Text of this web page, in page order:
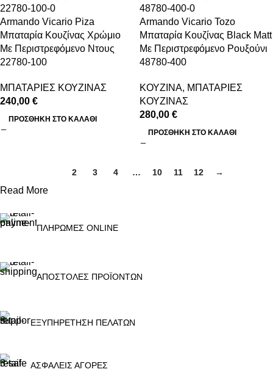
Armando Vicario Piza
Μπαταρία Κουζίνας Χρώμιο
Με Περιστρεφόμενο Ντους
22780-100
ΜΠΑΤΑΡΙΕΣ ΚΟΥΖΙΝΑΣ
240,00 €
ΠΡΟΣΘΉΚΗ ΣΤΟ ΚΑΛΆΘΙ
Armando Vicario Tozo
Μπαταρία Κουζίνας Black Matt
Με Περιστρεφόμενο Ρουξούνι
48780-400
ΚΟΥΖΙΝΑ, ΜΠΑΤΑΡΙΕΣ
ΚΟΥΖΙΝΑΣ
280,00 €
ΠΡΟΣΘΉΚΗ ΣΤΟ ΚΑΛΆΘΙ
2 3 4 … 10 11 12 →
Read More
ΠΛΗΡΩΜΕΣ ONLINE
ΑΠΟΣΤΟΛΕΣ ΠΡΟΪΟΝΤΩΝ
ΕΞΥΠΗΡΕΤΗΣΗ ΠΕΛΑΤΩΝ
ΑΣΦΑΛΕΙΣ ΑΓΟΡΕΣ